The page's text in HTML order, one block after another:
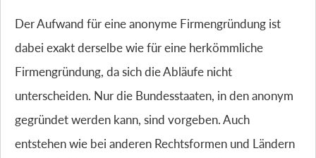
Der Aufwand für eine anonyme Firmengründung ist
dabei exakt derselbe wie für eine herkömmliche
Firmengründung, da sich die Abläufe nicht
unterscheiden. Nur die Bundesstaaten, in den anonym
gegründet werden kann, sind vorgeben. Auch
entstehen wie bei anderen Rechtsformen und Ländern